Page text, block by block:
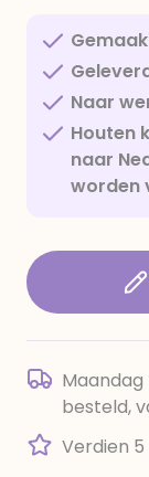
Naar
Houten
naar
worden
Maandag
besteld,
Verdien